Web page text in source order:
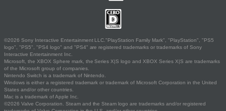
©2026 Sony Interactive Entertainment LLC."PlayStation Family Mark", "PlayStation", "PS5
logo", "PS5", "PS4 logo" and "PS4" are registered trademarks or trademarks of Sony
Interactive Entertainment Inc.
Microsoft, the XBOX Sphere mark, the Series X|S logo and XBOX Series X|S are trademarks
of the Microsoft group of companies.
Nintendo Switch is a trademark of Nintendo.
Windows is either a registered trademark or trademark of Microsoft Corporation in the United
States and/or other countries.
Mac is a trademark of Apple Inc.
©2026 Valve Corporation. Steam and the Steam logo are trademarks and/or registered